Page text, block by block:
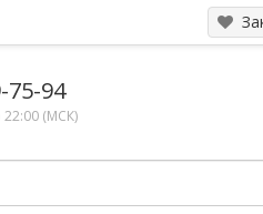
75-94
22:00 (МСК)